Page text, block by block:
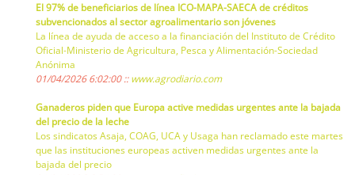
El 97% de beneficiarios de línea ICO-MAPA-SAECA de créditos
subvencionados al sector agroalimentario son jóvenes
La línea de ayuda de acceso a la financiación del Instituto de Crédito
Oficial-Ministerio de Agricultura, Pesca y Alimentación-Sociedad
Anónima
01/04/2026 6:02:00 ::www.agrodiario.com
Ganaderos piden que Europa active medidas urgentes ante la bajada
del precio de la leche
Los sindicatos Asaja, COAG, UCA y Usaga han reclamado este martes
que las instituciones europeas activen medidas urgentes ante la
bajada del precio